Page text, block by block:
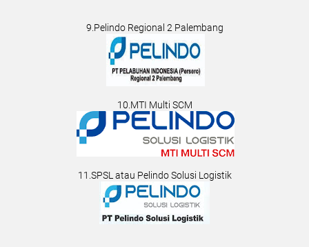
9.Pelindo Regional 2 Palembang
10.MTI Multi SCM
11.SPSL atau Pelindo Solusi Logistik